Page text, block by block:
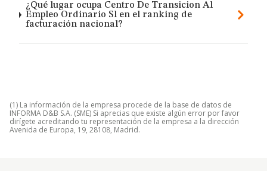
¿Qué lugar ocupa Centro De Transicion Al
Empleo Ordinario Sl en el ranking de
facturación nacional?
(1) La información de la empresa procede de la base de datos de
INFORMA D&B S.A. (SME) Si aprecias que existe algún error por favor
dirígete acreditando tu representación de la empresa a la dirección
Avenida de Europa, 19, 28108, Madrid.